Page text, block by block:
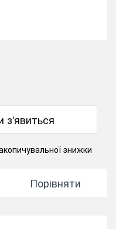
з'явиться
знижки
Порівняти